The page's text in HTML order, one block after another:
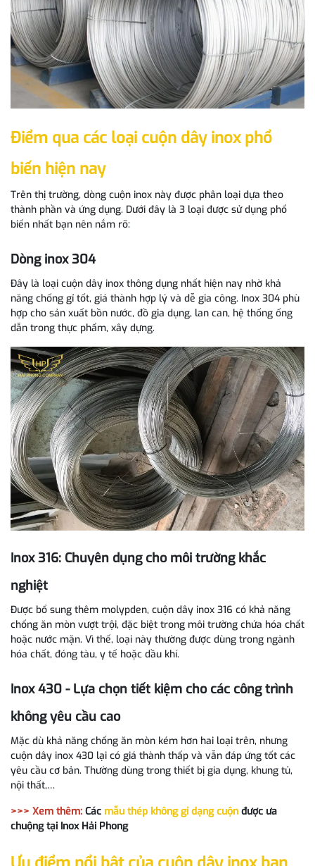
Điểm qua các loại cuộn dây inox phổ
biến hiện nay
Trên thị trường, dòng cuộn inox này được phân loại dựa theo
thành phần và ứng dụng. Dưới đây là 3 loại được sử dụng phổ
biến nhất bạn nên nắm rõ:
Dòng inox 304
Đây là loại cuộn dây inox thông dụng nhất hiện nay nhờ khả
năng chống gỉ tốt, giá thành hợp lý và dễ gia công. Inox 304 phù
hợp cho sản xuất bồn nước, đồ gia dụng, lan can, hệ thống ống
dẫn trong thực phẩm, xây dựng.
Inox 316: Chuyên dụng cho môi trường khắc
nghiệt
Được bổ sung thêm molypden, cuộn dây inox 316 có khả năng
chống ăn mòn vượt trội, đặc biệt trong môi trường chứa hóa chất
hoặc nước mặn. Vì thế, loại này thường được dùng trong ngành
hóa chất, đóng tàu, y tế hoặc dầu khí.
Inox 430 - Lựa chọn tiết kiệm cho các công trình
không yêu cầu cao
Mặc dù khả năng chống ăn mòn kém hơn hai loại trên, nhưng
cuộn dây inox 430 lại có giá thành thấp và vẫn đáp ứng tốt các
yêu cầu cơ bản. Thường dùng trong thiết bị gia dụng, khung tủ,
nội thất,…
>>> Xem thêm: Các mẫu thép không gỉ dạng cuộn được ưa
chuộng tại Inox Hải Phong